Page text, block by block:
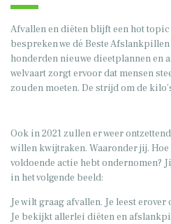
Afvallen en diëten blijft een hot
bespreken we dé Beste
honderden nieuwe dieetplannen en
welvaart zorgt ervoor dat mensen
zouden moeten. De strijd om de
Ook in 2021 zullen er weer
willen kwijtraken. Waaronder jij.
voldoende actie hebt ondernomen?
in het volgende beeld:
Je wilt graag afvallen. Je leest
Je bekijkt allerlei diëten en